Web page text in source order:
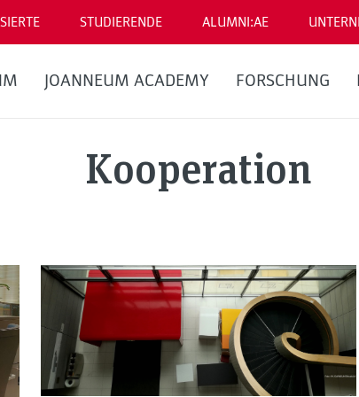
STUDIERENDE ALUMNI:AE
JOANNEUM ACADEMY FORSCHUNG
Kooperation